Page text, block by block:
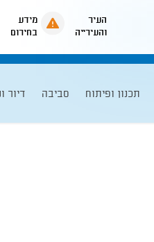
העיר
והעירייה
מידע
בחירום
תכנון ופיתוח סביבה דיור